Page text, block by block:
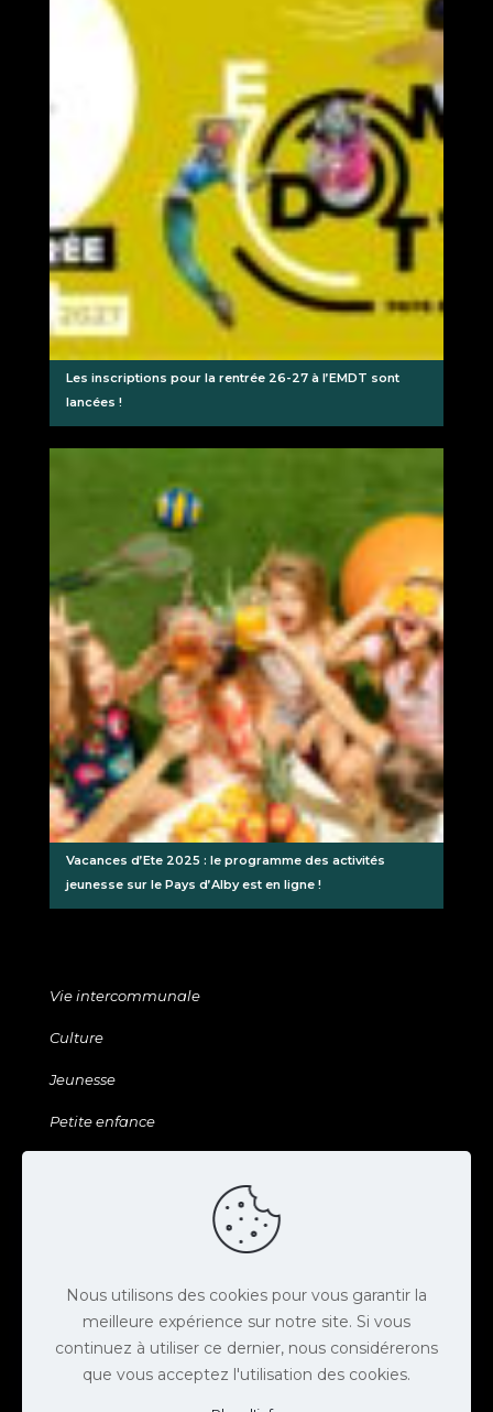
Les inscriptions pour la rentrée 26-27 à l’EMDT sont
lancées !
Vacances d’Ete 2025 : le programme des activités
jeunesse sur le Pays d’Alby est en ligne !
Vie intercommunale
Culture
Jeunesse
Petite enfance
Actus
Contact
Espace presse
Nous utilisons des cookies pour vous garantir la
meilleure expérience sur notre site. Si vous
continuez à utiliser ce dernier, nous considérerons
que vous acceptez l'utilisation des cookies.